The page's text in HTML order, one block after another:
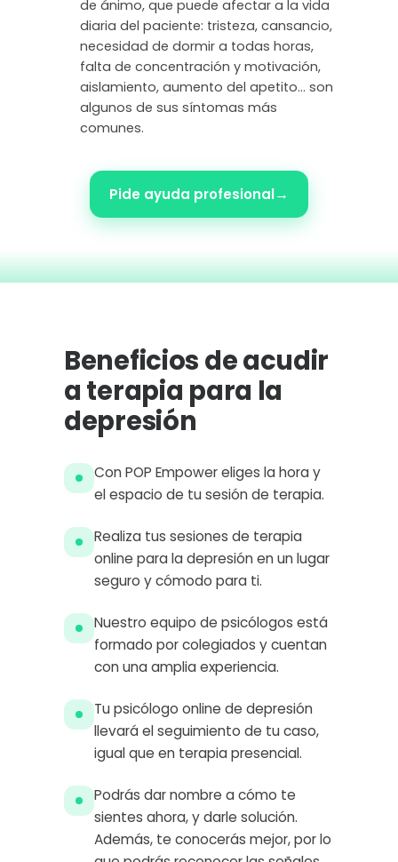
de ánimo, que puede afectar a la vida
diaria del paciente: tristeza, cansancio,
necesidad de dormir a todas horas,
falta de concentración y motivación,
aislamiento, aumento del apetito… son
algunos de sus síntomas más
comunes.
Pide ayuda profesional→
Beneficios de acudir
a terapia para la
depresión
Con POP Empower eliges la hora y
el espacio de tu sesión de terapia.
Realiza tus sesiones de terapia
online para la depresión en un lugar
seguro y cómodo para ti.
Nuestro equipo de psicólogos está
formado por colegiados y cuentan
con una amplia experiencia.
Tu psicólogo online de depresión
llevará el seguimiento de tu caso,
igual que en terapia presencial.
Podrás dar nombre a cómo te
sientes ahora, y darle solución.
Además, te conocerás mejor, por lo